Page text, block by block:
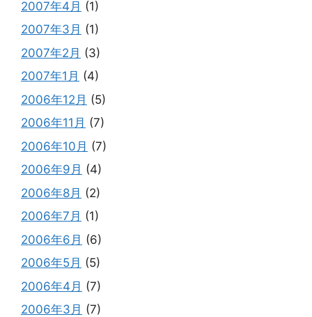
2007年4月 (1)
2007年3月 (1)
2007年2月 (3)
2007年1月 (4)
2006年12月 (5)
2006年11月 (7)
2006年10月 (7)
2006年9月 (4)
2006年8月 (2)
2006年7月 (1)
2006年6月 (6)
2006年5月 (5)
2006年4月 (7)
2006年3月 (7)